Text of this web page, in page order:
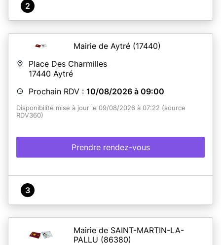
2
Mairie de Aytré (17440)
Place Des Charmilles
17440 Aytré
Prochain RDV : 10/08/2026 à 09:00
Disponibilité mise à jour le 09/08/2026 à 07:22 (source
RDV360)
Prendre rendez-vous
3
Mairie de SAINT-MARTIN-LA-
PALLU (86380)